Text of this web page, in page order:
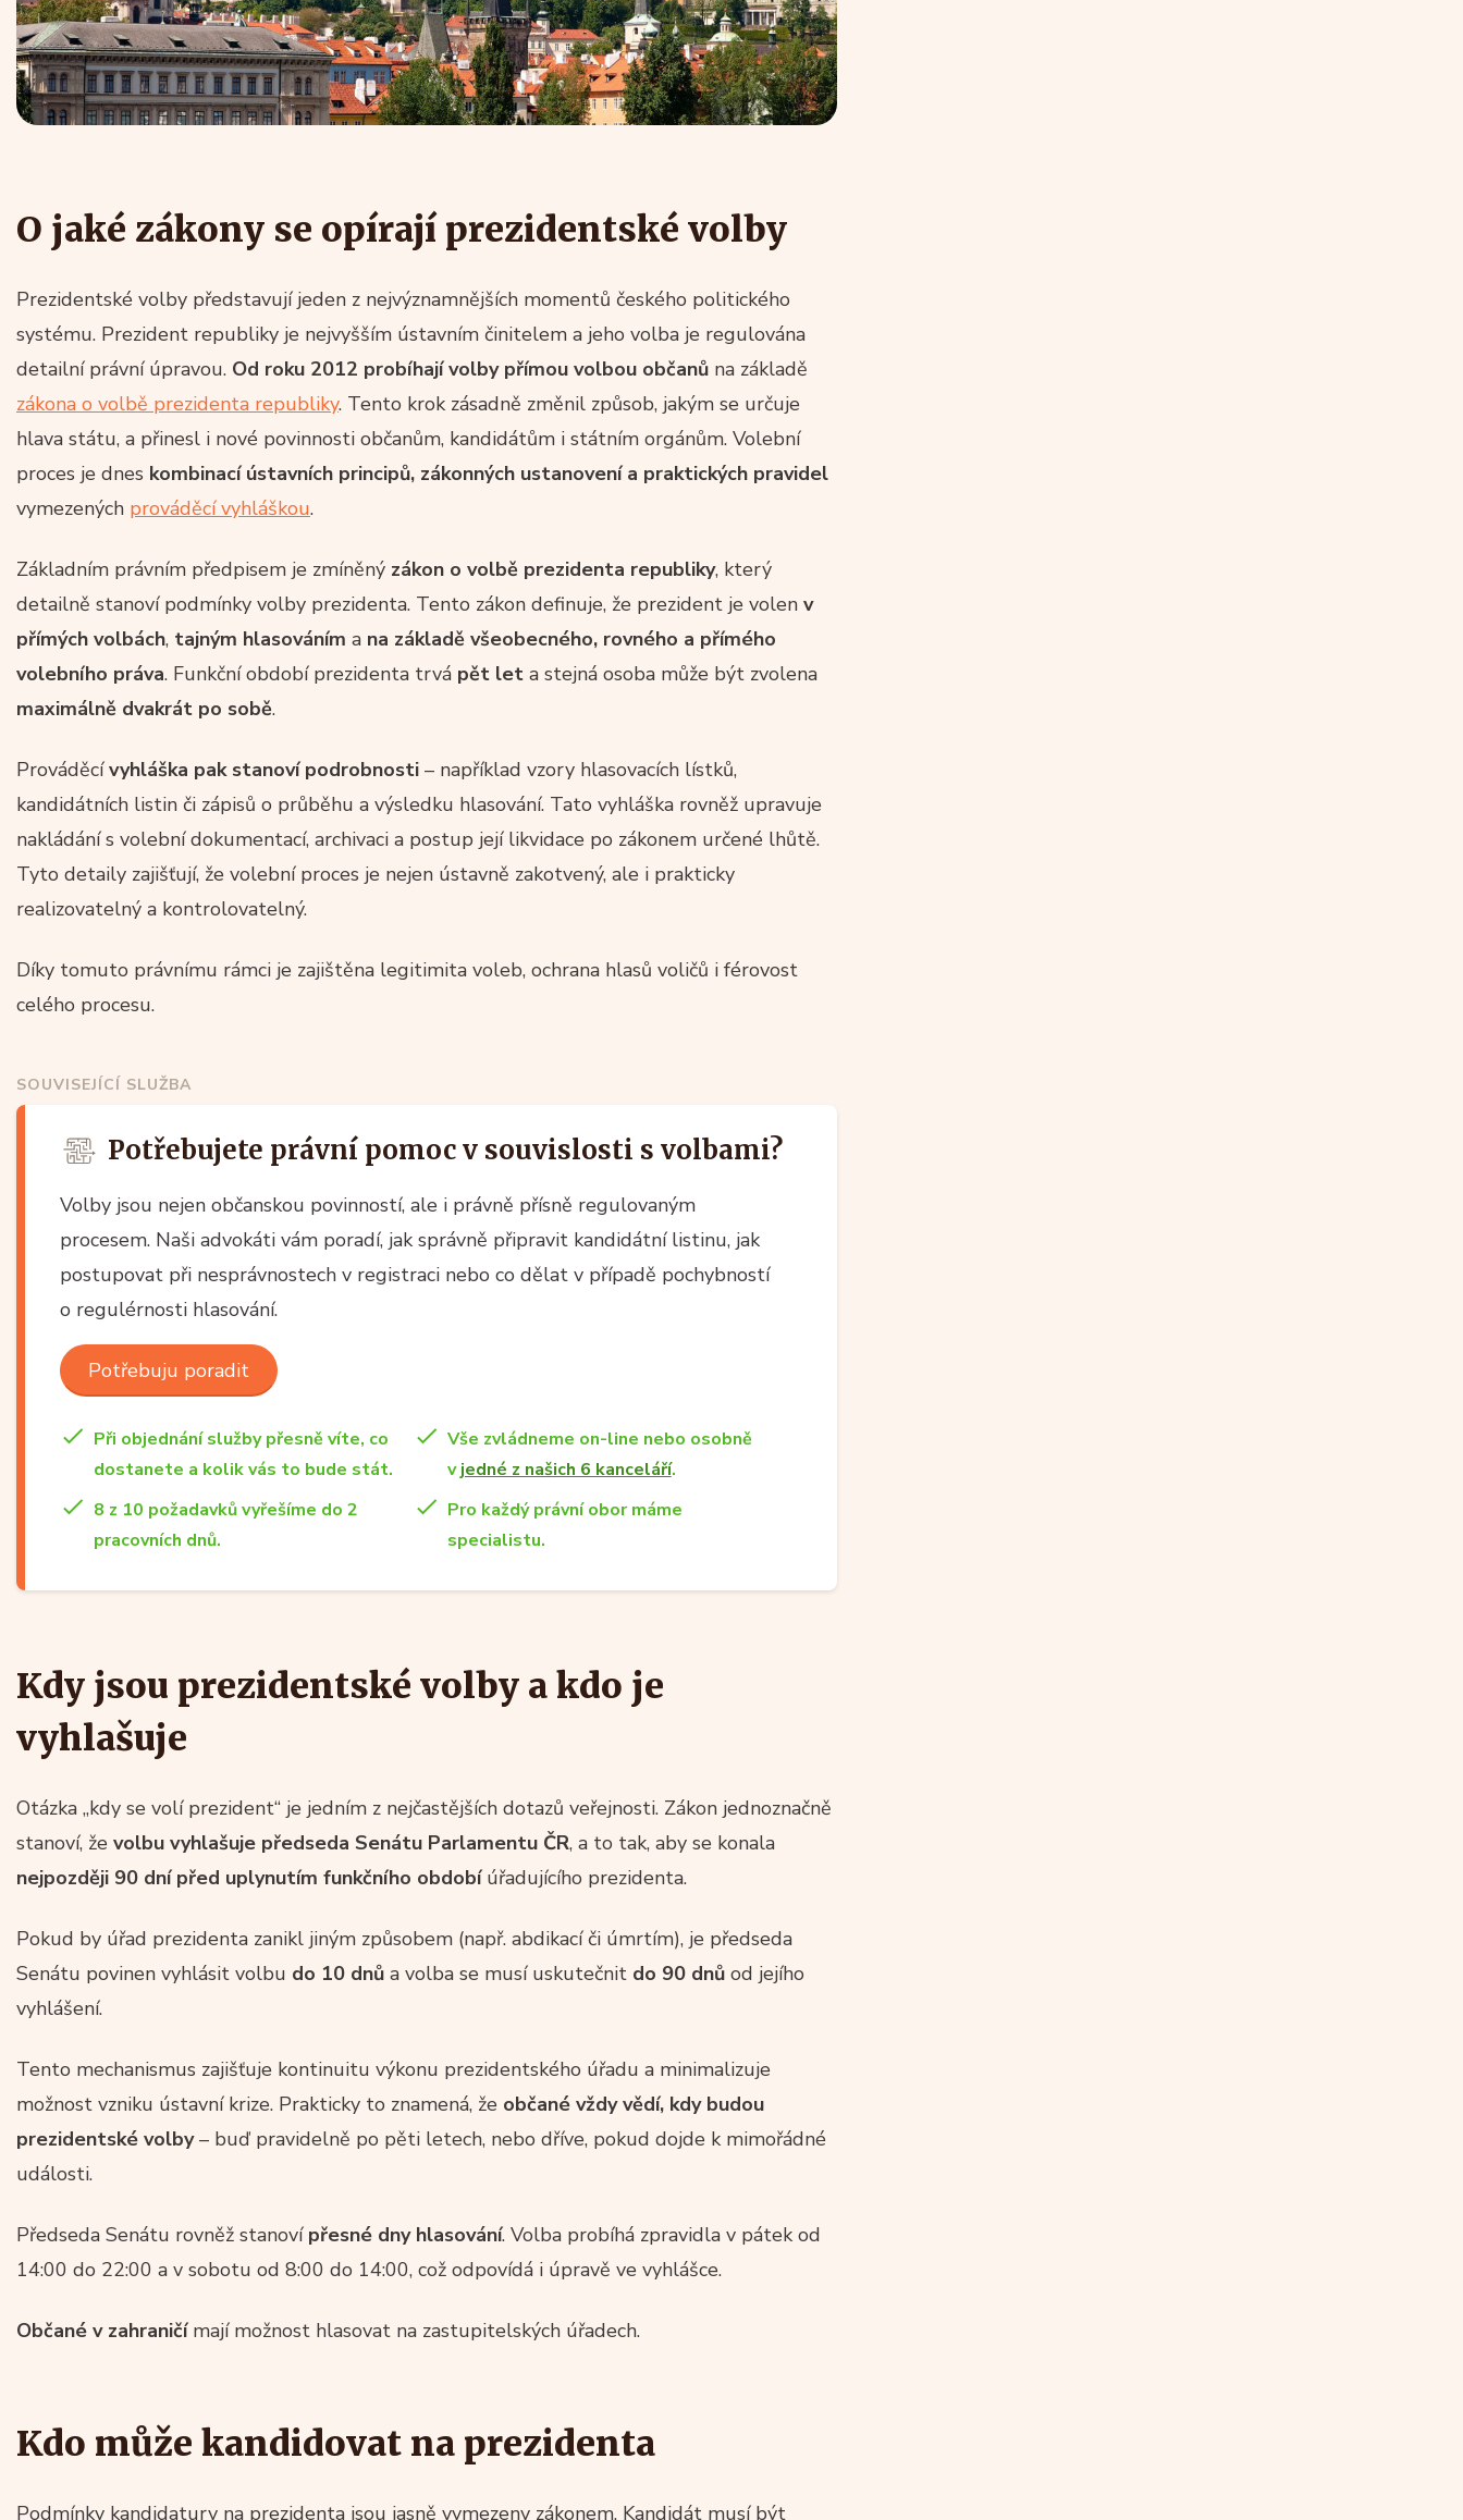
O jaké zákony se opírají prezidentské volby
Prezidentské volby představují jeden z nejvýznamnějších momentů českého politického
systému. Prezident republiky je nejvyšším ústavním činitelem a jeho volba je regulována
detailní právní úpravou. Od roku 2012 probíhají volby přímou volbou občanů na základě
zákona o volbě prezidenta republiky. Tento krok zásadně změnil způsob, jakým se určuje
hlava státu, a přinesl i nové povinnosti občanům, kandidátům i státním orgánům. Volební
proces je dnes kombinací ústavních principů, zákonných ustanovení a praktických pravidel
vymezených prováděcí vyhláškou.
Základním právním předpisem je zmíněný zákon o volbě prezidenta republiky, který
detailně stanoví podmínky volby prezidenta. Tento zákon definuje, že prezident je volen v
přímých volbách, tajným hlasováním a na základě všeobecného, rovného a přímého
volebního práva. Funkční období prezidenta trvá pět let a stejná osoba může být zvolena
maximálně dvakrát po sobě.
Prováděcívyhláška pak stanoví podrobnosti – například vzory hlasovacích lístků,
kandidátních listin či zápisů o průběhu a výsledku hlasování. Tato vyhláška rovněž upravuje
nakládání s volební dokumentací, archivaci a postup její likvidace po zákonem určené lhůtě.
Tyto detaily zajišťují, že volební proces je nejen ústavně zakotvený, ale i prakticky
realizovatelný a kontrolovatelný.
Díky tomuto právnímu rámci je zajištěna legitimita voleb, ochrana hlasů voličů i férovost
celého procesu.
SOUVISEJÍCÍ SLUŽBA
Potřebujete právní pomoc v souvislosti s volbami?
Volby jsou nejen občanskou povinností, ale i právně přísně regulovaným
procesem. Naši advokáti vám poradí, jak správně připravit kandidátní listinu, jak
postupovat při nesprávnostech v registraci nebo co dělat v případě pochybností
o regulérnosti hlasování.
Potřebuju poradit
Při objednání služby přesně víte, co
dostanete a kolik vás to bude stát.
Vše zvládneme on-line nebo osobně
vjedné z našich 6 kanceláří.
8 z 10 požadavků vyřešíme do 2
pracovních dnů.
Pro každý právní obor máme
specialistu.
Kdy jsou prezidentské volby a kdo je
vyhlašuje
Otázka „kdy se volí prezident“ je jedním z nejčastějších dotazů veřejnosti. Zákon jednoznačně
stanoví, že volbu vyhlašuje předseda Senátu Parlamentu ČR, a to tak, aby se konala
nejpozději 90 dní před uplynutím funkčního obdobíúřadujícího prezidenta.
Pokud by úřad prezidenta zanikl jiným způsobem (např. abdikací či úmrtím), je předseda
Senátu povinen vyhlásit volbu do 10 dnů a volba se musí uskutečnit do 90 dnů od jejího
vyhlášení.
Tento mechanismus zajišťuje kontinuitu výkonu prezidentského úřadu a minimalizuje
možnost vzniku ústavní krize. Prakticky to znamená, že občané vždy vědí, kdy budou
prezidentské volby– buď pravidelně po pěti letech, nebo dříve, pokud dojde k mimořádné
události.
Předseda Senátu rovněž stanoví přesné dny hlasování. Volba probíhá zpravidla v pátek od
14:00 do 22:00 a v sobotu od 8:00 do 14:00, což odpovídá i úpravě ve vyhlášce.
Občané v zahraničímají možnost hlasovat na zastupitelských úřadech.
Kdo může kandidovat na prezidenta
Podmínky kandidatury na prezidenta jsou jasně vymezeny zákonem. Kandidát musí být